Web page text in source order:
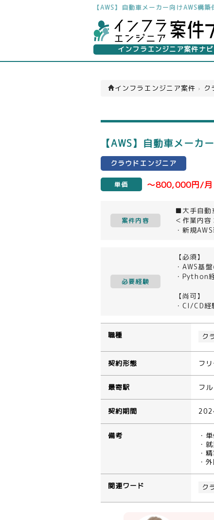
【AWS】自動車メーカー向けAWS構
インフラエンジニア案件ナビ
インフラエンジニア案件 › ク
【AWS】自動車メーカ
クラウドエンジニア
単価 ～800,000円/月
案件内容
■大手自動
＜作業内容
・新規
必要経験
【必須】
・AWS基
・Python
【尚可】
・CI/CD
職種 ク
契約形態 フ
最寄駅 フ
契約期間
備考
・
・
・
・
関連ワード ク